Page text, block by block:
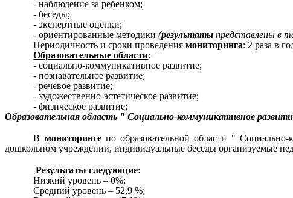
- наблюдение за ребенком;
- беседы;
- экспертные оценки;
- ориентированные методики(результаты представлены в
Периодичность и сроки проведениямониторинга: 2 раза в
Образовательные области:
- социально-коммуникативное развитие;
- познавательное развитие;
- речевое развитие;
- художественно-эстетическое развитие;
- физическое развитие;
Образовательная область " Социально-коммуникативное
В мониторингепо образовательной области " Социально-
дошкольном учреждении, индивидуальные беседы организуемые
Результаты следующие:
Низкий уровень – 0%;
Средний уровень – 52,9 %;